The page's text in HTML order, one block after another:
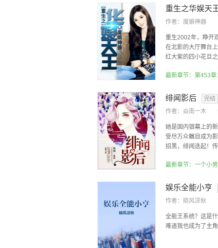
重生之华娱天
作者： 度娘神器
重生2002年，睁开
在北影的大厅舞台
红大紫的四小花旦
最新章节：第453
绯闻影后
完结
作者： 焱南一木
她是国内银幕上的
受尽万众瞩目成为
招黑，绯闻迭起！
最新章节：一个小
娱乐全能小亨
作者： 晓风凉秋
全能王系统？这是
难道我也成为了主